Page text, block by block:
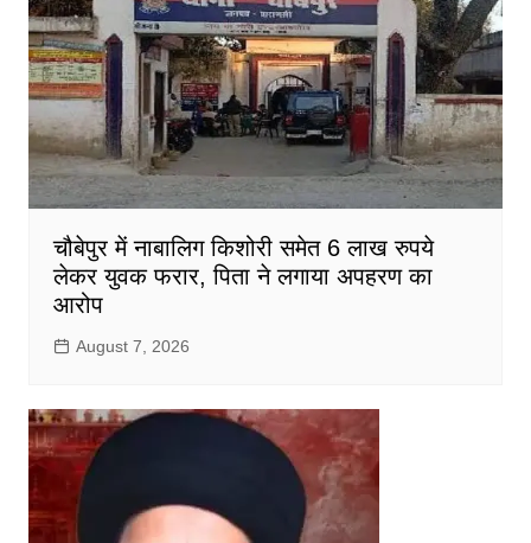
चौबेपुर में नाबालिग किशोरी समेत 6 लाख रुपये
लेकर युवक फरार, पिता ने लगाया अपहरण का
आरोप
August 7, 2026